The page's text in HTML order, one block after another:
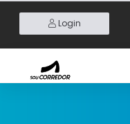
Login